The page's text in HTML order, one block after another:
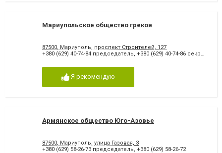
Мариупольское общество греков
87500, Мариуполь, проспект Строителей, 127
+380 (629) 40-74-84 председатель, +380 (629) 40-74-86 секретарь
Я рекомендую
Армянское общество Юго-Азовье
87500, Мариуполь, улица Газовая, 3
+380 (629) 58-26-73 председатель, +380 (629) 58-26-72